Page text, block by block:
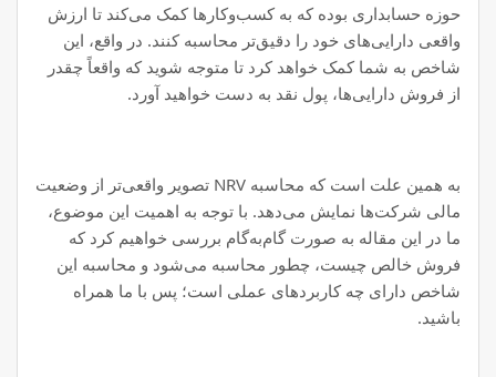
حوزه حسابداری بوده که به کسب‌وکارها کمک می‌کند تا ارزش
واقعی دارایی‌های خود را دقیق‌تر محاسبه کنند. در واقع، این
شاخص به شما کمک خواهد کرد تا متوجه شوید که واقعاً چقدر
از فروش دارایی‌ها، پول نقد به دست خواهید آورد.
به همین علت است که محاسبه NRV تصویر واقعی‌تر از وضعیت
مالی شرکت‌ها نمایش می‌دهد. با توجه به اهمیت این موضوع،
ما در این مقاله به صورت گام‌به‌گام بررسی خواهیم کرد که
فروش خالص چیست، چطور محاسبه می‌شود و محاسبه این
شاخص دارای چه کاربردهای عملی است؛ پس با ما همراه
باشید.